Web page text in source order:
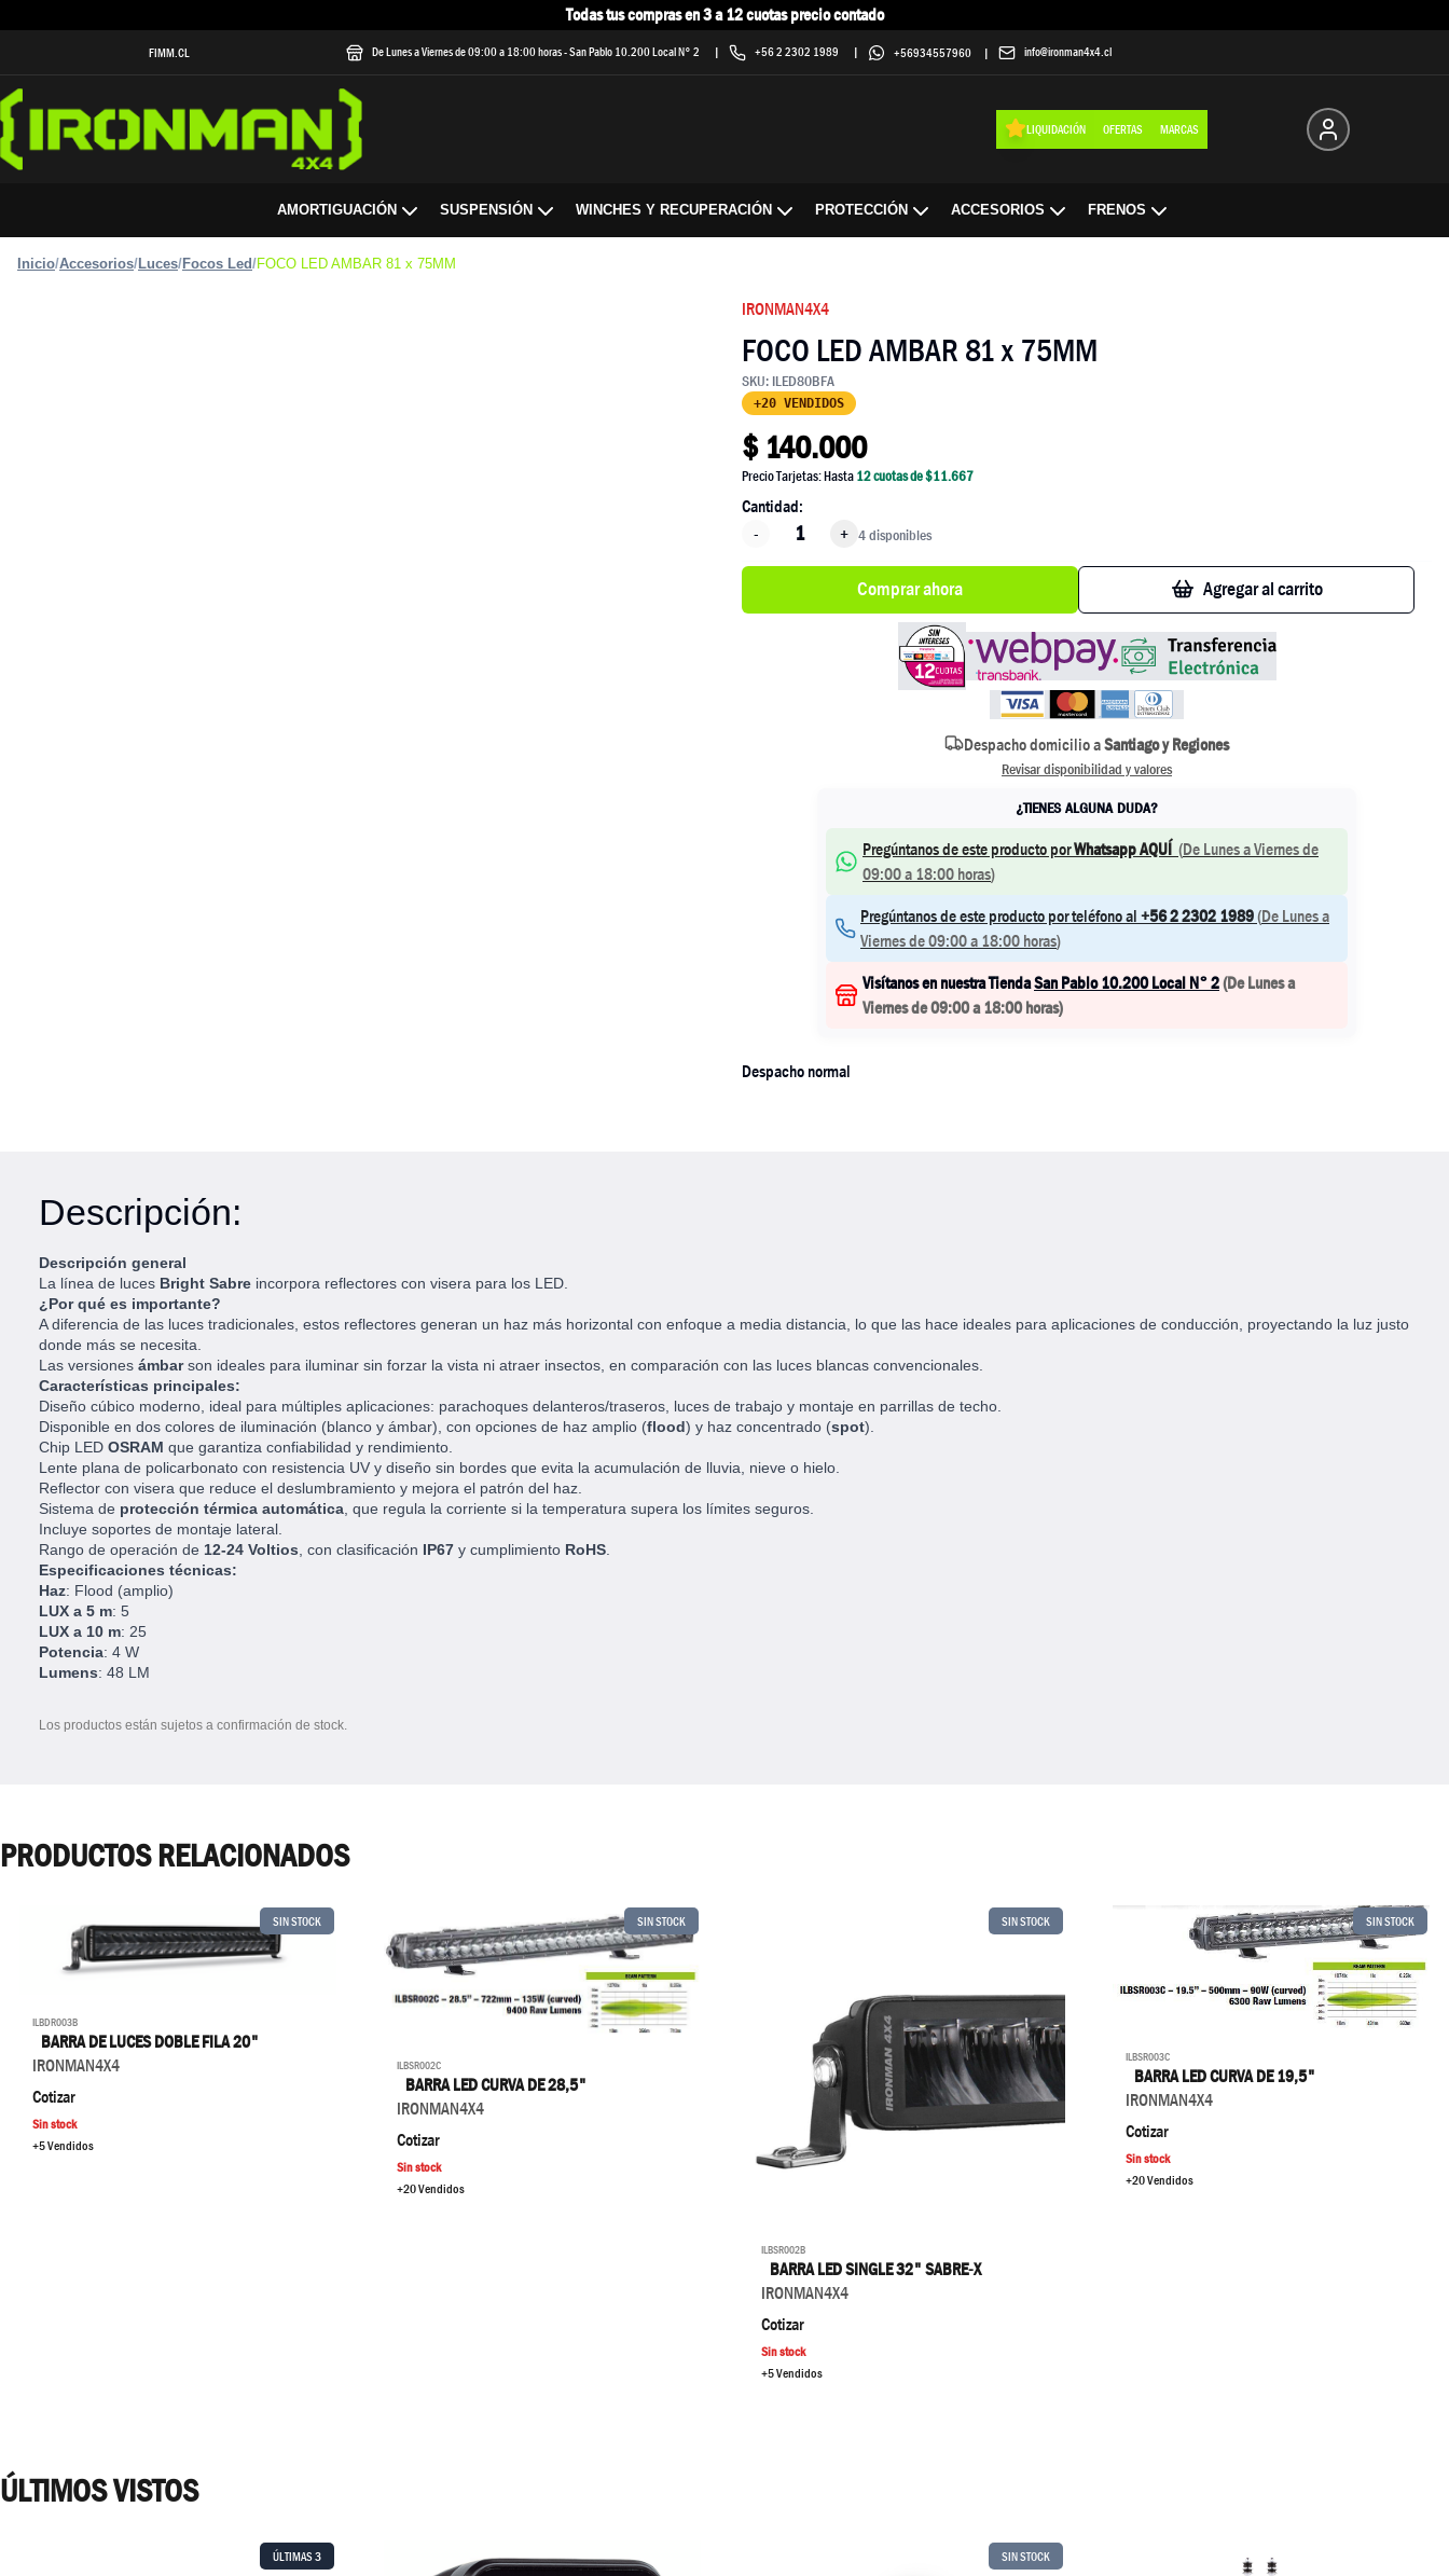
Todas tus compras en 3 a 12 cuotas precio contado
FIMM.CL De Lunes a Viernes de 09:00 a 18:00 horas-San Pablo 10.200 Local N° 2 | +56 2 2302 1989 | +56934557960 | info@ironman4x4.cl
LIQUIDACIÓN OFERTAS MARCAS
AMORTIGUACIÓN SUSPENSIÓN WINCHES Y RECUPERACIÓN PROTECCIÓN ACCESORIOS FRENOS
Inicio/Accesorios/Luces/Focos Led/FOCO LED AMBAR 81 x 75MM
IRONMAN4X4
FOCO LED AMBAR 81 x 75MM
SKU: ILED80BFA
+20 VENDIDOS
$ 140.000
Precio Tarjetas: Hasta12cuotas de $11.667
Cantidad:
-
+ 4 disponibles
Comprar ahora Agregar al carrito
Despacho domicilio aSantiago y Regiones
Revisar disponibilidad y valores
¿TIENES ALGUNA DUDA?
Pregúntanos de este producto porWhatsapp AQUÍ (De Lunes a Viernes de
09:00 a 18:00 horas)
Pregúntanos de este producto por teléfono al+56 2 2302 1989(De Lunes a
Viernes de 09:00 a 18:00 horas)
Visítanos en nuestra TiendaSan Pablo 10.200 Local N° 2(De Lunes a
Viernes de 09:00 a 18:00 horas)
Despacho normal
Descripción:
Descripción general
La línea de luces Bright Sabre incorpora reflectores con visera para los LED.
¿Por qué es importante?
A diferencia de las luces tradicionales, estos reflectores generan un haz más horizontal con enfoque a media distancia, lo que las hace ideales para aplicaciones de conducción, proyectando la luz justo
donde más se necesita.
Las versiones ámbarson ideales para iluminar sin forzar la vista ni atraer insectos, en comparación con las luces blancas convencionales.
Características principales:
Diseño cúbico moderno, ideal para múltiples aplicaciones: parachoques delanteros/traseros, luces de trabajo y montaje en parrillas de techo.
Disponible en dos colores de iluminación (blanco y ámbar), con opciones de haz amplio (flood) y haz concentrado (spot).
Chip LED OSRAM que garantiza confiabilidad y rendimiento.
Lente plana de policarbonato con resistencia UV y diseño sin bordes que evita la acumulación de lluvia, nieve o hielo.
Reflector con visera que reduce el deslumbramiento y mejora el patrón del haz.
Sistema de protección térmica automática , que regula la corriente si la temperatura supera los límites seguros.
Incluye soportes de montaje lateral.
Rango de operación de 12-24 Voltios , con clasificación IP67 y cumplimiento RoHS
Especificaciones técnicas:
Haz: Flood (amplio)
LUX a 5 m: 5
LUX a 10 m: 25
Potencia: 4 W
Lumens: 48 LM
Los productos están sujetos a confirmación de stock.
PRODUCTOS RELACIONADOS
SIN STOCK
ILBDR003B
BARRA DE LUCES DOBLE FILA 20"
IRONMAN4X4
Cotizar
Sin stock
+5 Vendidos
SIN STOCK
ILBSR002C
BARRA LED CURVA DE 28,5"
IRONMAN4X4
Cotizar
Sin stock
+20 Vendidos
SIN STOCK
ILBSR002B
BARRA LED SINGLE 32" SABRE-X
IRONMAN4X4
Cotizar
Sin stock
+5 Vendidos
SIN STOCK
ILBSR003C
BARRA LED CURVA DE 19,5"
IRONMAN4X4
Cotizar
Sin stock
+20 Vendidos
ÚLTIMOS VISTOS
ÚLTIMAS3 SIN STOCK